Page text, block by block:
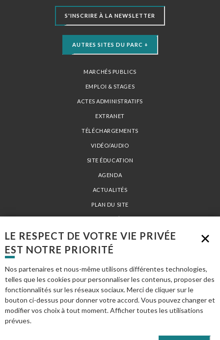
MARCHÉS PUBLICS
EMPLOI & STAGES
ACTES ADMINISTRATIFS
EXTRANET
TÉLÉCHARGEMENTS
VIDÉO/AUDIO
SITE ÉDUCATION
AGENDA
ACTUALITÉS
PLAN DU SITE
S'INSCRIRE À LA NEWSLETTER
AUTRES SITES DU PARC +
PARC NATUREL RÉGIONAL LOIRE-ANJOU-TOURAINE - 15 AVENUE DE LA
LOIRE 49730 MONTSOREAU - TÉL. 02 41 53 66 00 -
INFO@PARC-LOIRE-
ANJOU-TOURAINE.FR
LE RESPECT DE VOTRE VIE PRIVÉE
EST NOTRE PRIORITÉ
Nos partenaires et nous-même utilisons différentes technologies,
telles que les cookies pour personnaliser les contenus, proposer des
fonctionnalités sur les réseaux sociaux. Merci de cliquer sur le
bouton ci-dessus pour donner votre accord. Vous pouvez changer et
modifier vos choix à tout moment. Afficher toutes les utilisations
prévues.